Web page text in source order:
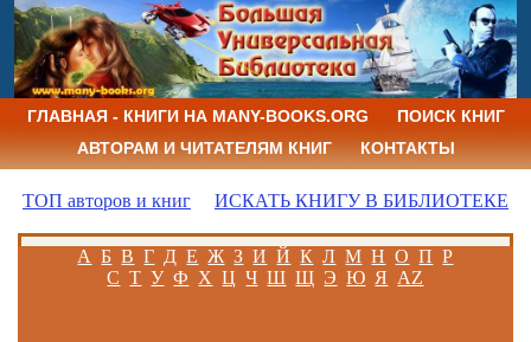
ГЛАВНАЯ - КНИГИ НА MANY-BOOKS.ORG
ПОИСК КНИГ
АВТОРАМ И ЧИТАТЕЛЯМ КНИГ
КОНТАКТЫ
ТОП авторов и книг ИСКАТЬ КНИГУ В БИБЛИОТЕКЕ
А Б В Г Д Е Ж З И Й К Л М Н О П Р
С Т У Ф Х Ц Ч Ш Щ Э Ю Я AZ